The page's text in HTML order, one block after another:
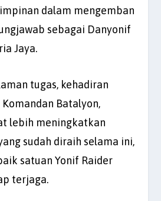
dalam mengemban
sebagai Danyonif
Jaya.
tugas, kehadiran
Batalyon,
lebih meningkatkan
sudah diraih selama ini,
satuan Yonif Raider
terjaga.